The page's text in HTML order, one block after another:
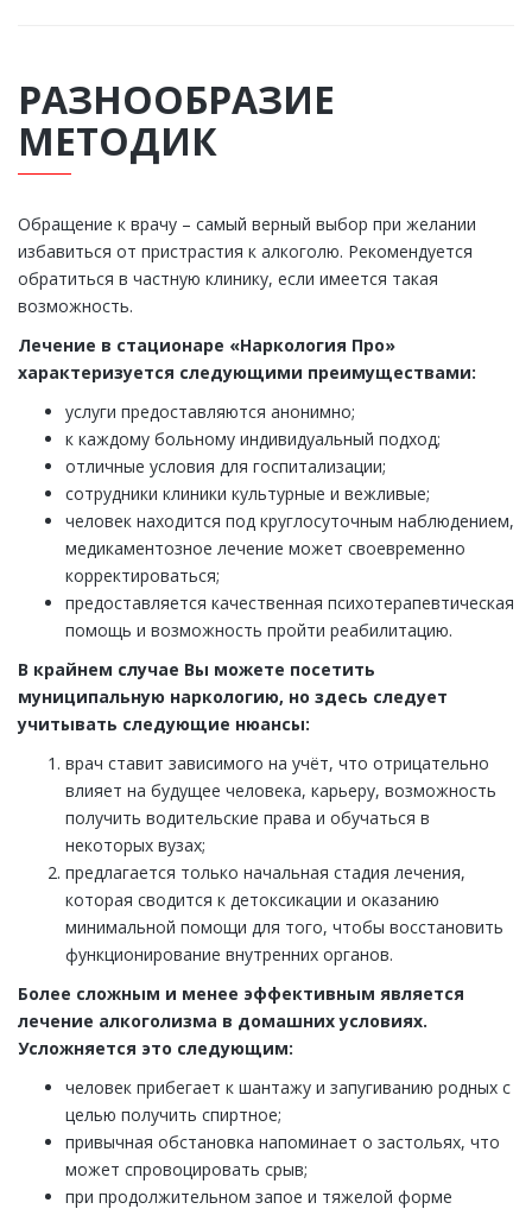
РАЗНООБРАЗИЕ
МЕТОДИК
Обращение к врачу – самый верный выбор при желании
избавиться от пристрастия к алкоголю. Рекомендуется
обратиться в частную клинику, если имеется такая
возможность.
Лечение в стационаре «Наркология Про»
характеризуется следующими преимуществами:
услуги предоставляются анонимно;
к каждому больному индивидуальный подход;
отличные условия для госпитализации;
сотрудники клиники культурные и вежливые;
человек находится под круглосуточным наблюдением,
медикаментозное лечение может своевременно
корректироваться;
предоставляется качественная психотерапевтическая
помощь и возможность пройти реабилитацию.
В крайнем случае Вы можете посетить
муниципальную наркологию, но здесь следует
учитывать следующие нюансы:
врач ставит зависимого на учёт, что отрицательно
влияет на будущее человека, карьеру, возможность
получить водительские права и обучаться в
некоторых вузах;
предлагается только начальная стадия лечения,
которая сводится к детоксикации и оказанию
минимальной помощи для того, чтобы восстановить
функционирование внутренних органов.
Более сложным и менее эффективным является
лечение алкоголизма в домашних условиях.
Усложняется это следующим:
человек прибегает к шантажу и запугиванию родных с
целью получить спиртное;
привычная обстановка напоминает о застольях, что
может спровоцировать срыв;
при продолжительном запое и тяжелой форме